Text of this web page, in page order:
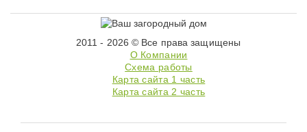
2011 - 2026 © Все права защищены
О Компании
Схема работы
Карта сайта 1 часть
Карта сайта 2 часть